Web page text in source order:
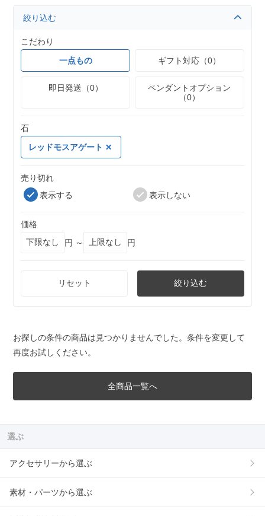
絞り込む
こだわり
一点もの
ギフト対応（0）
即日発送（0）
ペンダントオプション
（0）
石
レッドモスアゲート
売り切れ
表示する
表示しない
価格
円 ～
円
リセット 絞り込む
お探しの条件の商品は見つかりませんでした。条件を変更して
再度お試しください。
全商品一覧へ
選ぶ
アクセサリーから選ぶ
素材・パーツから選ぶ